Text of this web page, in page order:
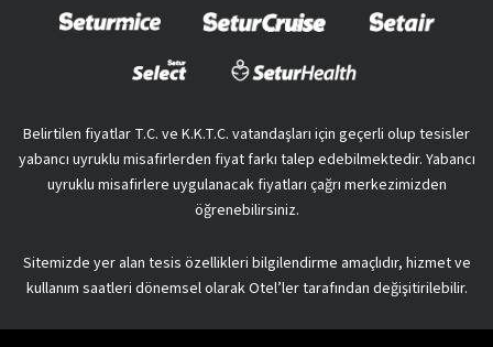
Belirtilen fiyatlar T.C. ve K.K.T.C. vatandaşları için geçerli olup tesisler
yabancı uyruklu misafirlerden fiyat farkı talep edebilmektedir. Yabancı
uyruklu misafirlere uygulanacak fiyatları çağrı merkezimizden
öğrenebilirsiniz.
Sitemizde yer alan tesis özellikleri bilgilendirme amaçlıdır, hizmet ve
kullanım saatleri dönemsel olarak Otel’ler tarafından değişitirilebilir.